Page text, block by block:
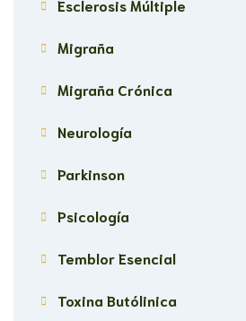
Esclerosis Múltiple
Migraña
Migraña Crónica
Neurología
Parkinson
Psicología
Temblor Esencial
Toxina Butólinica